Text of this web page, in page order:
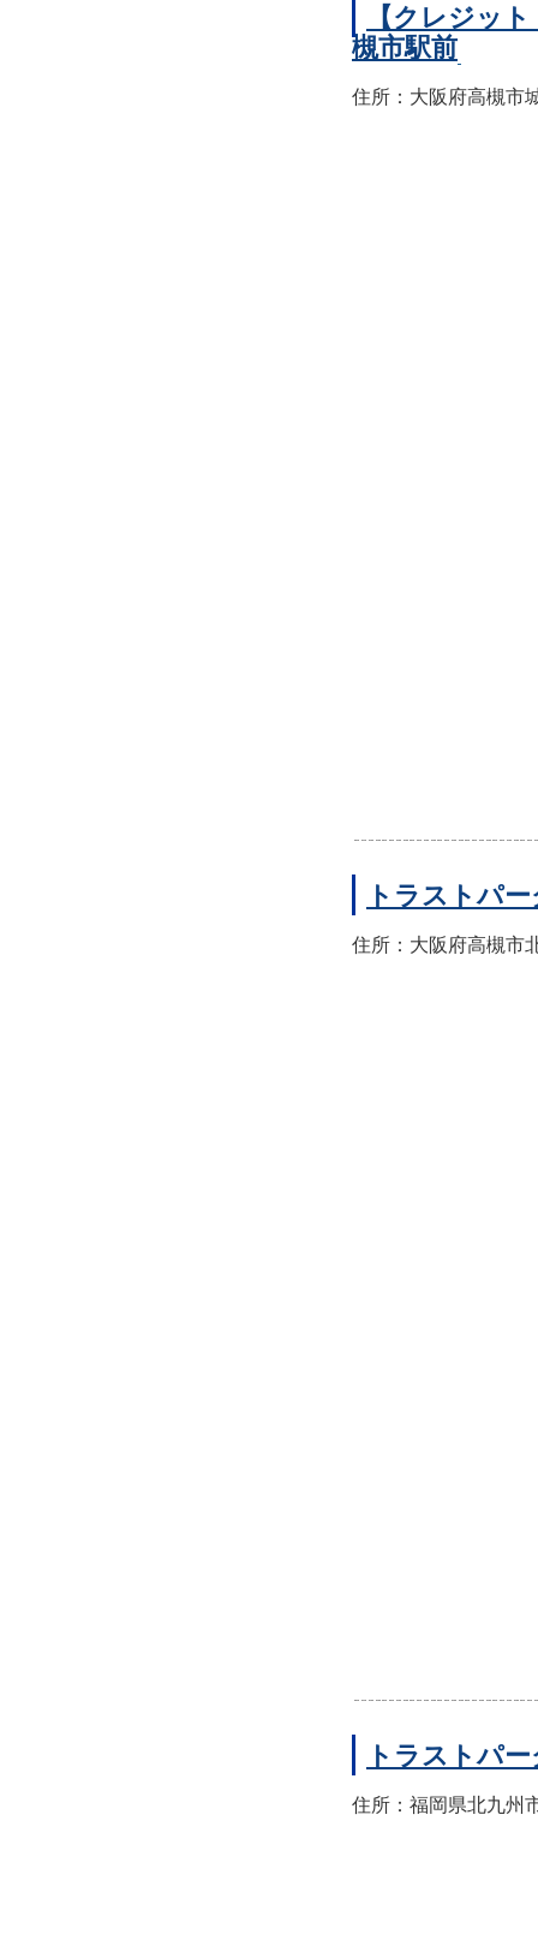
【クレジッ
槻市駅前
住所：大阪府高槻市
トラストパ
住所：大阪府高槻市
トラストパ
住所：福岡県北九州